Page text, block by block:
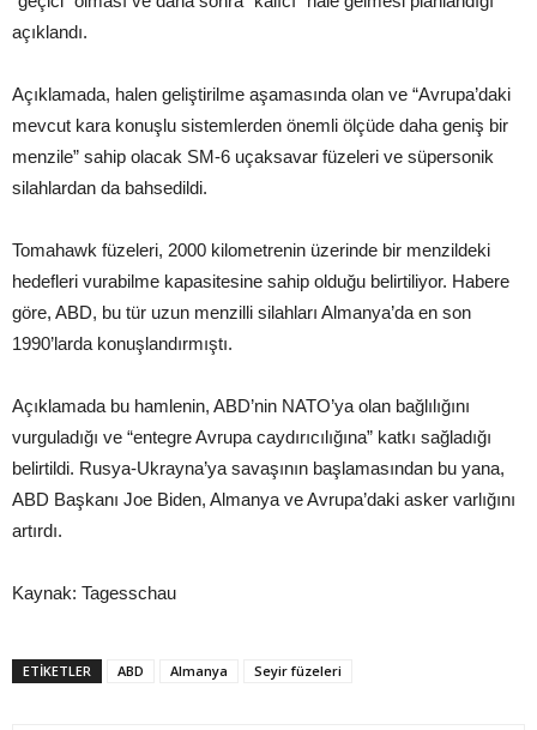
açıklandı.
Açıklamada, halen geliştirilme aşamasında olan ve “Avrupa’daki
mevcut kara konuşlu sistemlerden önemli ölçüde daha geniş bir
menzile” sahip olacak SM-6 uçaksavar füzeleri ve süpersonik
silahlardan da bahsedildi.
Tomahawk füzeleri, 2000 kilometrenin üzerinde bir menzildeki
hedefleri vurabilme kapasitesine sahip olduğu belirtiliyor. Habere
göre, ABD, bu tür uzun menzilli silahları Almanya’da en son
1990’larda konuşlandırmıştı.
Açıklamada bu hamlenin, ABD’nin NATO’ya olan bağlılığını
vurguladığı ve “entegre Avrupa caydırıcılığına” katkı sağladığı
belirtildi. Rusya-Ukrayna’ya savaşının başlamasından bu yana,
ABD Başkanı Joe Biden, Almanya ve Avrupa’daki asker varlığını
artırdı.
Kaynak: Tagesschau
ETIKETLER ABD Almanya Seyir füzeleri